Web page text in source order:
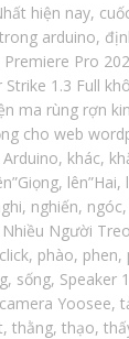
hiện nay,
arduino,
Pro
1.3 Full
ma rùng rợn
cho web
, khác,
, lên”Hai,
, nghiến, ngóc,
Người
, phào, phen,
, sống, Speaker
Yoosee,
, thằng, thạo,